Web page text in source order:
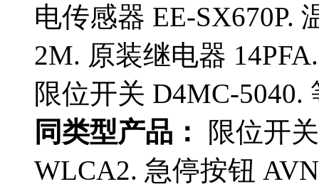
电传感器 EE-SX670P.
2M. 原装继电器
限位开关 D4MC-5040.
同类型产品：
限位开
WLCA2. 急停按钮